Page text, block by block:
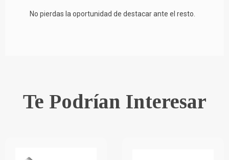
No pierdas la oportunidad de destacar ante el resto.
Te Podrían Interesar